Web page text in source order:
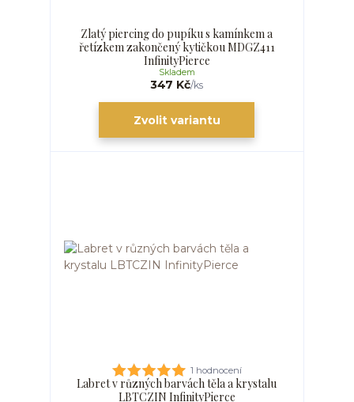
Zlatý piercing do pupíku s kamínkem a
řetízkem zakončený kytičkou MDGZ411
InfinityPierce
347 Kč/ks
Skladem
Zvolit variantu
1 hodnocení
Labret v různých barvách těla a krystalu
LBTCZIN InfinityPierce